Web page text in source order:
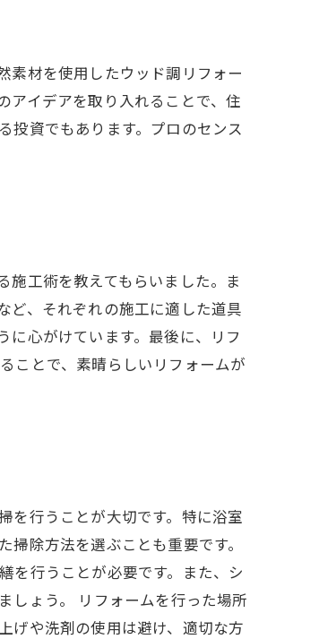
素材を使用したウッド調リフォー
アイデアを取り入れることで、住
投資でもあります。プロのセンス
施工術を教えてもらいました。ま
ど、それぞれの施工に適した道具
に心がけています。最後に、リフ
ことで、素晴らしいリフォームが
を行うことが大切です。特に浴室
除方法を選ぶことも重要です。
を行うことが必要です。また、シ
しょう。 リフォームを行った場所
げや洗剤の使用は避け、適切な方